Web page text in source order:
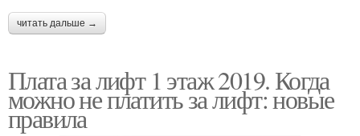
читать дальше →
Плата за лифт 1 этаж 2019. Когда
можно не платить за лифт: новые
правила